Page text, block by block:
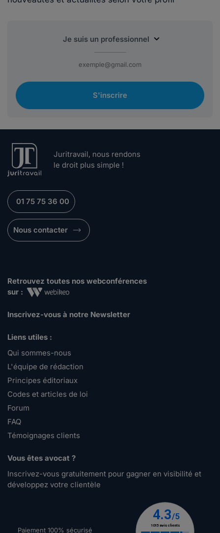
S'inscrire
Juritravail, nous rendons
le droit plus simple !
01 75 75 36 00
Nous contacter
Retrouvez toutes nos webconférences
sur :
Inscrivez-vous à notre Newsletter
Liens utiles :
Qui sommes-nous
L'équipe de rédaction
Principes éditoriaux
Codes et articles de loi
Forum
FAQ
Témoignages clients
Vous êtes avocat ?
Inscrivez-vous gratuitement pour gagner en visibilité et
développez votre clientèle
Paiement 100% sécurisé